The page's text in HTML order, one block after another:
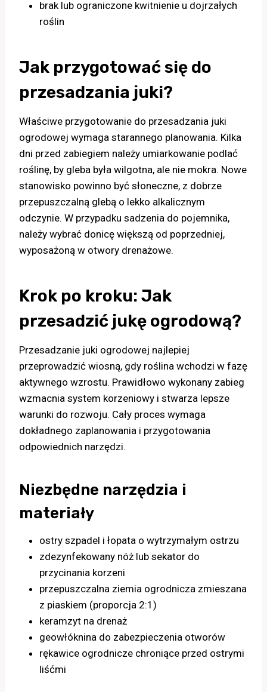
brak lub ograniczone kwitnienie u dojrzałych
roślin
Jak przygotować się do
przesadzania juki?
Właściwe przygotowanie do przesadzania juki
ogrodowej wymaga starannego planowania. Kilka
dni przed zabiegiem należy umiarkowanie podlać
roślinę, by gleba była wilgotna, ale nie mokra. Nowe
stanowisko powinno być słoneczne, z dobrze
przepuszczalną glebą o lekko alkalicznym
odczynie. W przypadku sadzenia do pojemnika,
należy wybrać donicę większą od poprzedniej,
wyposażoną w otwory drenażowe.
Krok po kroku: Jak
przesadzić jukę ogrodową?
Przesadzanie juki ogrodowej najlepiej
przeprowadzić wiosną, gdy roślina wchodzi w fazę
aktywnego wzrostu. Prawidłowo wykonany zabieg
wzmacnia system korzeniowy i stwarza lepsze
warunki do rozwoju. Cały proces wymaga
dokładnego zaplanowania i przygotowania
odpowiednich narzędzi.
Niezbędne narzędzia i
materiały
ostry szpadel i łopata o wytrzymałym ostrzu
zdezynfekowany nóż lub sekator do
przycinania korzeni
przepuszczalna ziemia ogrodnicza zmieszana
z piaskiem (proporcja 2:1)
keramzyt na drenaż
geowłóknina do zabezpieczenia otworów
rękawice ogrodnicze chroniące przed ostrymi
liśćmi